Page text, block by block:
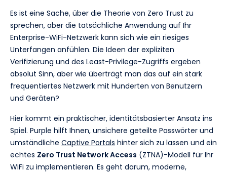
Es ist eine Sache, über die Theorie von Zero Trust zu
sprechen, aber die tatsächliche Anwendung auf Ihr
Enterprise-WiFi-Netzwerk kann sich wie ein riesiges
Unterfangen anfühlen. Die Ideen der expliziten
Verifizierung und des Least-Privilege-Zugriffs ergeben
absolut Sinn, aber wie überträgt man das auf ein stark
frequentiertes Netzwerk mit Hunderten von Benutzern
und Geräten?
Hier kommt ein praktischer, identitätsbasierter Ansatz ins
Spiel. Purple hilft Ihnen, unsichere geteilte Passwörter und
umständliche Captive Portals hinter sich zu lassen und ein
echtes Zero Trust Network Access (ZTNA)-Modell für Ihr
WiFi zu implementieren. Es geht darum, moderne,